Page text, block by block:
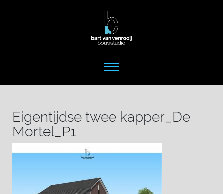
Eigentijdse twee kapper_De
Mortel_P1